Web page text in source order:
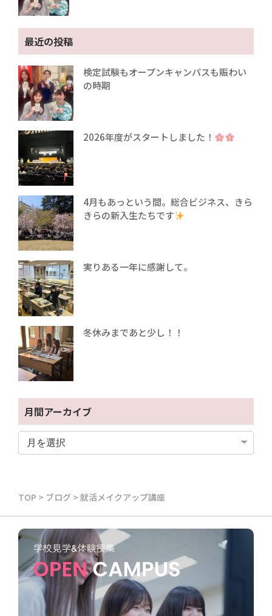
最近の投稿
検定試験もオープンキャンパスも賑わい
の時期
2026年度がスタートしました！
4月もあっという間。総合ビジネス、きら
きらの新入生たちです
実りある一年に感謝して。
冬休みまであと少し！！
月間アーカイブ
TOP > ブログ > 就活メイクアップ講座